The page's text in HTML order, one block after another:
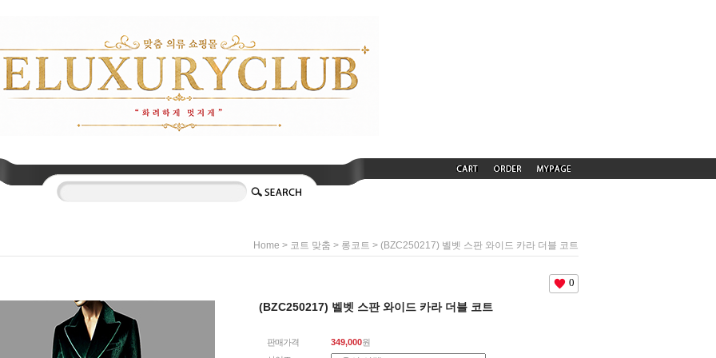
Home > 코트 맞춤 > 롱코트 > (BZC250217) 벨벳 스판 와이드 카라 더블 코트
0
(BZC250217) 벨벳 스판 와이드 카라 더블 코트
판매가격 349,000원